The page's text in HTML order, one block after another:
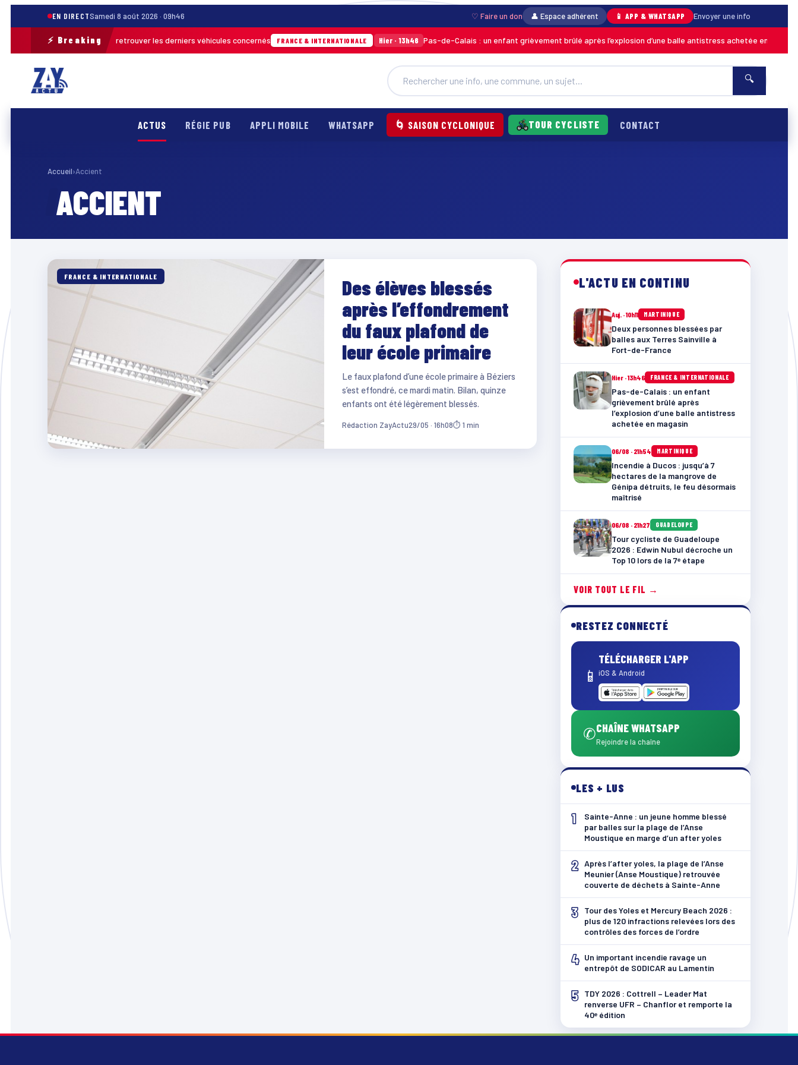
EN DIRECTSamedi 8 août 2026 · 09h46 ♡ Faire un don 👤 Espace adhérent 📱 APP & WHATSAPP Envoyer une info
⚡ Breaking
opération de terrain pour retrouver les derniers véhicules concernés FRANCE & INTERNATIONALE Hier · 13h46 Pas-de-Calais : un enfant grièvement brûlé après l’explosion d’une balle antistress achetée en magasin
🔍
ACTUS RÉGIE PUB APPLI MOBILE WHATSAPP 🌀 SAISON CYCLONIQUE TOUR CYCLISTE CONTACT
Accueil›Accient
ACCIENT
FRANCE & INTERNATIONALE
Des élèves blessés
après l’effondrement
du faux plafond de
leur école primaire
Le faux plafond d’une école primaire à Béziers
s’est effondré, ce mardi matin. Bilan, quinze
enfants ont été légèrement blessés.
Rédaction ZayActu29/05 · 16h08⏱ 1 min
L'ACTU EN CONTINU
Auj. · 10h11 MARTINIQUE
Deux personnes blessées par
balles aux Terres Sainville à
Fort-de-France
Hier · 13h46 FRANCE & INTERNATIONALE
Pas-de-Calais : un enfant
grièvement brûlé après
l’explosion d’une balle antistress
achetée en magasin
06/08 · 21h54 MARTINIQUE
Incendie à Ducos : jusqu’à 7
hectares de la mangrove de
Génipa détruits, le feu désormais
maîtrisé
06/08 · 21h27 GUADELOUPE
Tour cycliste de Guadeloupe
2026 : Edwin Nubul décroche un
Top 10 lors de la 7ᵉ étape
VOIR TOUT LE FIL →
RESTEZ CONNECTÉ
📱
TÉLÉCHARGER L'APP
iOS & Android
✆CHAÎNE WHATSAPP
Rejoindre la chaîne
LES + LUS
1
Sainte-Anne : un jeune homme blessé
par balles sur la plage de l’Anse
Moustique en marge d’un after yoles
2 Après l’after yoles, la plage de l’Anse
Meunier (Anse Moustique) retrouvée
couverte de déchets à Sainte-Anne
3
Tour des Yoles et Mercury Beach 2026 :
plus de 120 infractions relevées lors des
contrôles des forces de l’ordre
4 Un important incendie ravage un
entrepôt de SODICAR au Lamentin
5
TDY 2026 : Cottrell – Leader Mat
renverse UFR – Chanflor et remporte la
40ᵉ édition